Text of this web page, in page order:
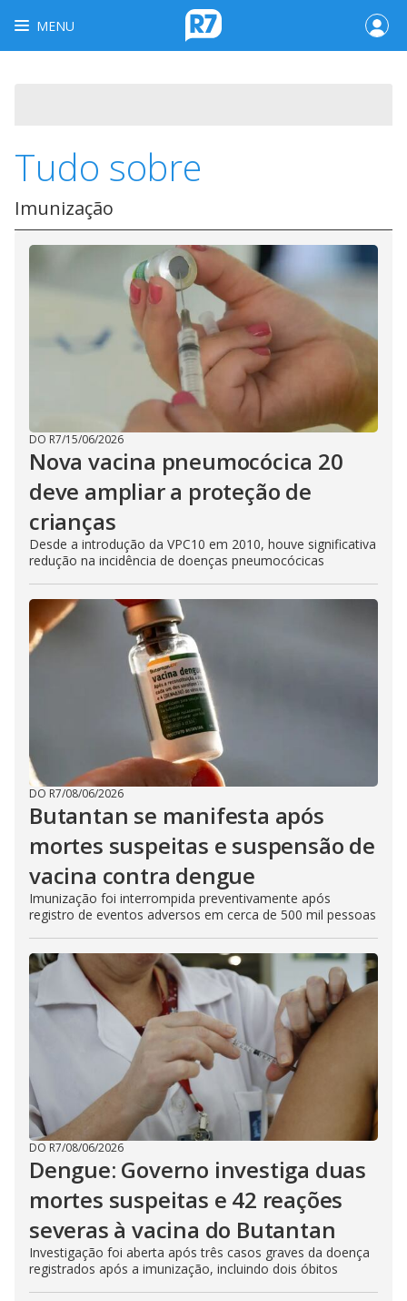
MENU
Tudo sobre
Imunização
DO R7/15/06/2026
Nova vacina pneumocócica 20
deve ampliar a proteção de
crianças
Desde a introdução da VPC10 em 2010, houve significativa
redução na incidência de doenças pneumocócicas
DO R7/08/06/2026
Butantan se manifesta após
mortes suspeitas e suspensão de
vacina contra dengue
Imunização foi interrompida preventivamente após
registro de eventos adversos em cerca de 500 mil pessoas
DO R7/08/06/2026
Dengue: Governo investiga duas
mortes suspeitas e 42 reações
severas à vacina do Butantan
Investigação foi aberta após três casos graves da doença
registrados após a imunização, incluindo dois óbitos